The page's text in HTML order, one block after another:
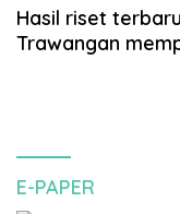
Hasil riset
Trawangan
E-PAPER